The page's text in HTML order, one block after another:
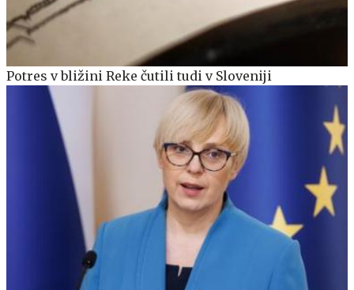
Potres v bližini Reke čutili tudi v Sloveniji